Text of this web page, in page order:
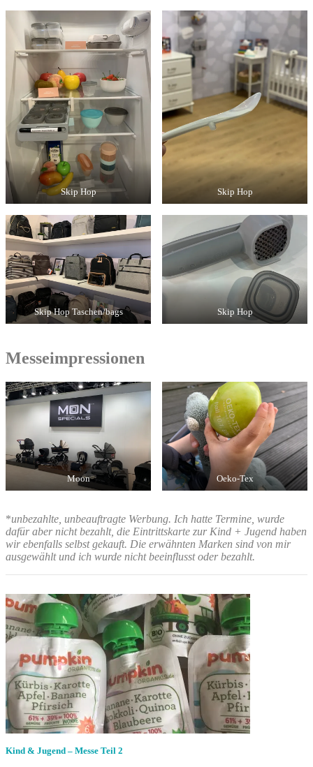
Skip Hop Skip Hop
Skip Hop Taschen/bags Skip Hop
Messeimpressionen
Moon Oeko-Tex
*unbezahlte, unbeauftragte Werbung. Ich hatte Termine, wurde
dafür aber nicht bezahlt, die Eintrittskarte zur Kind + Jugend haben
wir ebenfalls selbst gekauft. Die erwähnten Marken sind von mir
ausgewählt und ich wurde nicht beeinflusst oder bezahlt.
Kind & Jugend – Messe Teil 2